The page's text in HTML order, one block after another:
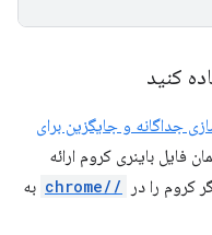
جداگانه و جایگزین برای
فایل باینری کروم ارائه
کروم را در
//chrome
به